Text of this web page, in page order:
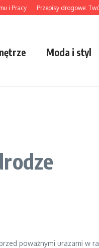
Przepisy drogowe: Twój
Moda i styl
poważnymi urazami w